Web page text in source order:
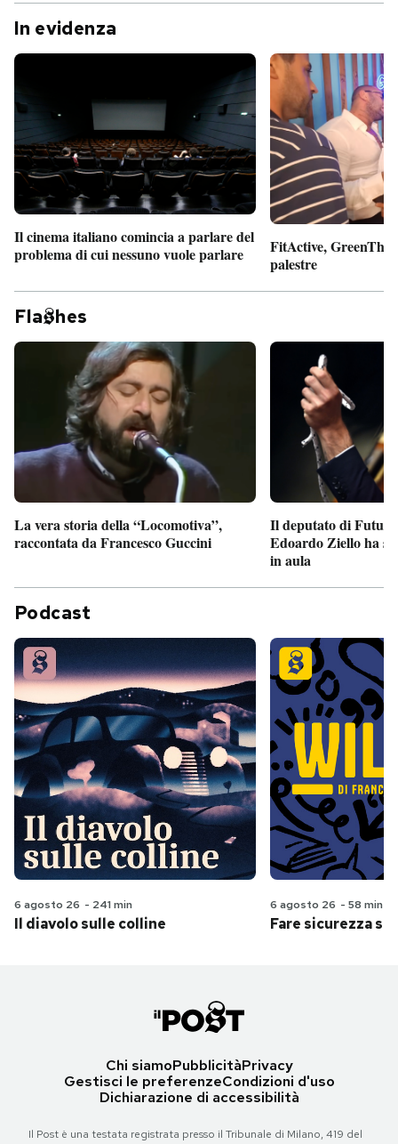
In evidenza
Il cinema italiano comincia a parlare del
problema di cui nessuno vuole parlare
FitActive,
palestre
Fla hes
La vera storia della “Locomotiva”,
raccontata da Francesco Guccini
Il deputato di
Edoardo Ziello ha
in aula
Podcast
6 agosto 26 - 241 min
Il diavolo sulle colline
6 agosto 26 - 58 min
Fare sicurezza
Chi siamoPubblicitàPrivacy
Gestisci le preferenzeCondizioni d'uso
Dichiarazione di accessibilità
Il Post è una testata registrata presso il Tribunale di Milano, 419 del